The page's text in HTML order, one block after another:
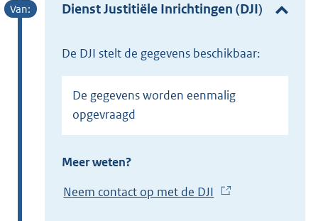
Dienst Justitiële Inrichtingen (DJI)
de DJI stelt de gegevens beschikbaar:
De gegevens worden eenmalig
opgevraagd
Meer weten?
Neem contact op met de DJI